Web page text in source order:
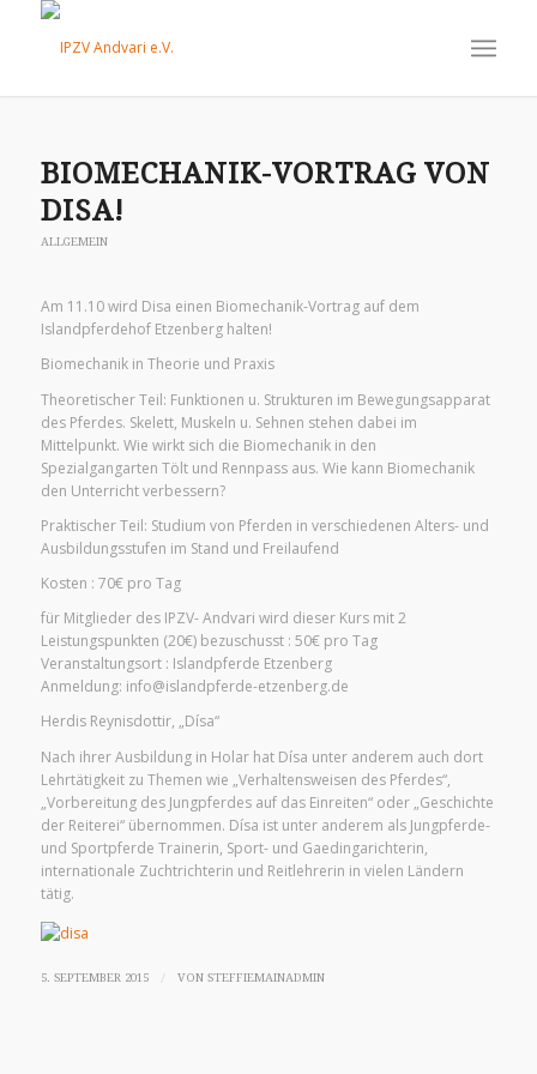
BIOMECHANIK-VORTRAG VON
DISA!
ALLGEMEIN
Am 11.10 wird Disa einen Biomechanik-Vortrag auf dem
Islandpferdehof Etzenberg halten!
Biomechanik in Theorie und Praxis
Theoretischer Teil: Funktionen u. Strukturen im Bewegungsapparat
des Pferdes. Skelett, Muskeln u. Sehnen stehen dabei im
Mittelpunkt. Wie wirkt sich die Biomechanik in den
Spezialgangarten Tölt und Rennpass aus. Wie kann Biomechanik
den Unterricht verbessern?
Praktischer Teil: Studium von Pferden in verschiedenen Alters- und
Ausbildungsstufen im Stand und Freilaufend
Kosten : 70€ pro Tag
für Mitglieder des IPZV- Andvari wird dieser Kurs mit 2
Leistungspunkten (20€) bezuschusst : 50€ pro Tag
Veranstaltungsort : Islandpferde Etzenberg
Anmeldung: info@islandpferde-etzenberg.de
Herdis Reynisdottir, „Dísa“
Nach ihrer Ausbildung in Holar hat Dísa unter anderem auch dort
Lehrtätigkeit zu Themen wie „Verhaltensweisen des Pferdes“,
„Vorbereitung des Jungpferdes auf das Einreiten“ oder „Geschichte
der Reiterei“ übernommen. Dísa ist unter anderem als Jungpferde-
und Sportpferde Trainerin, Sport- und Gaedingarichterin,
internationale Zuchtrichterin und Reitlehrerin in vielen Ländern
tätig.
5. SEPTEMBER 2015 / VON STEFFIEMAINADMIN